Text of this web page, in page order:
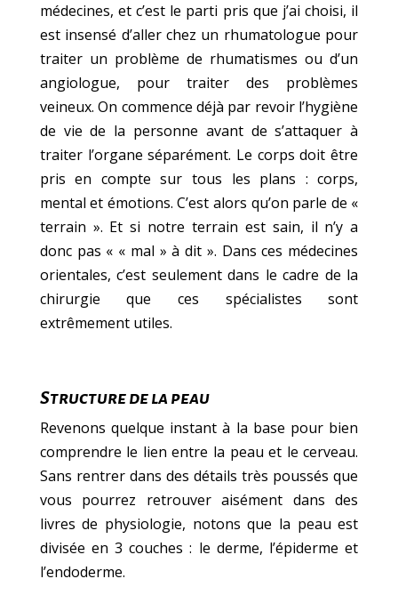
médecines, et c’est le parti pris que j’ai choisi, il
est insensé d’aller chez un rhumatologue pour
traiter un problème de rhumatismes ou d’un
angiologue, pour traiter des problèmes
veineux. On commence déjà par revoir l’hygiène
de vie de la personne avant de s’attaquer à
traiter l’organe séparément. Le corps doit être
pris en compte sur tous les plans : corps,
mental et émotions. C’est alors qu’on parle de «
terrain ». Et si notre terrain est sain, il n’y a
donc pas « « mal » à dit ». Dans ces médecines
orientales, c’est seulement dans le cadre de la
chirurgie que ces spécialistes sont
extrêmement utiles.
Structure de la peau
Revenons quelque instant à la base pour bien
comprendre le lien entre la peau et le cerveau.
Sans rentrer dans des détails très poussés que
vous pourrez retrouver aisément dans des
livres de physiologie, notons que la peau est
divisée en 3 couches : le derme, l’épiderme et
l’endoderme.